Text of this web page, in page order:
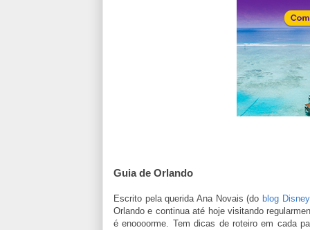
Guia de Orlando
Escrito pela querida Ana Novais (do blog
Orlando e continua até hoje visitando
é enoooorme. Tem dicas de roteiro em cada